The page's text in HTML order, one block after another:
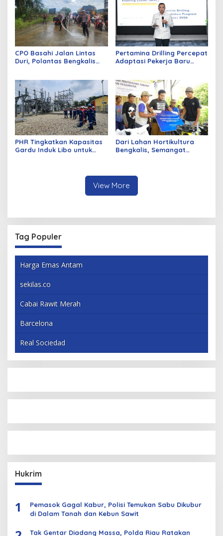
CPO Basahi Jalan Lintas
Duri, Polantas Bengkalis
Pertamina Drilling Percepat
Adaptasi Pekerja Baru
PHR Tingkatkan Kapasitas
Gardu Induk Libo untuk
Dari Lahan Hortikultura
Bengkalis, Semangat
View More
Tag Populer
Harga Emas Antam
sekilas.co
Cabai Rawit Merah
Barcelona
Real Sociedad
Hukrim
1
Pemasok Gagal Kabur, Polisi Temukan Sabu Dikubur
di Dalam Tanah dan Kebun Sawit
Tak Gentar Diadang Massa, Polda Riau Ratakan